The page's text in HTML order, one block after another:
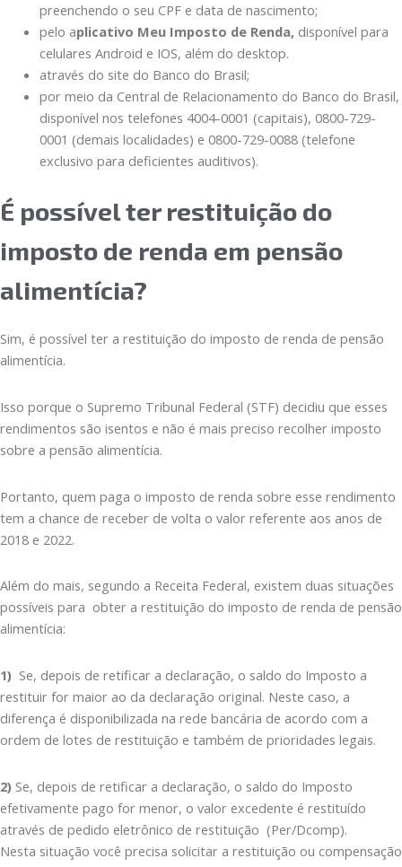
preenchendo o seu CPF e data de nascimento;
pelo aplicativo Meu Imposto de Renda, disponível para
celulares Android e IOS, além do desktop.
através do site do Banco do Brasil;
por meio da Central de Relacionamento do Banco do Brasil,
disponível nos telefones 4004-0001 (capitais), 0800-729-
0001 (demais localidades) e 0800-729-0088 (telefone
exclusivo para deficientes auditivos).
É possível ter restituição do
imposto de renda em pensão
alimentícia?
Sim, é possível ter a restituição do imposto de renda de pensão
alimentícia.
Isso porque o Supremo Tribunal Federal (STF) decidiu que esses
rendimentos são isentos e não é mais preciso recolher imposto
sobre a pensão alimentícia.
Portanto, quem paga o imposto de renda sobre esse rendimento
tem a chance de receber de volta o valor referente aos anos de
2018 e 2022.
Além do mais, segundo a Receita Federal, existem duas situações
possíveis para obter a restituição do imposto de renda de pensão
alimentícia:
1) Se, depois de retificar a declaração, o saldo do Imposto a
restituir for maior ao da declaração original. Neste caso, a
diferença é disponibilizada na rede bancária de acordo com a
ordem de lotes de restituição e também de prioridades legais.
2) Se, depois de retificar a declaração, o saldo do Imposto
efetivamente pago for menor, o valor excedente é restituído
através de pedido eletrônico de restituição (Per/Dcomp).
Nesta situação você precisa solicitar a restituição ou compensação